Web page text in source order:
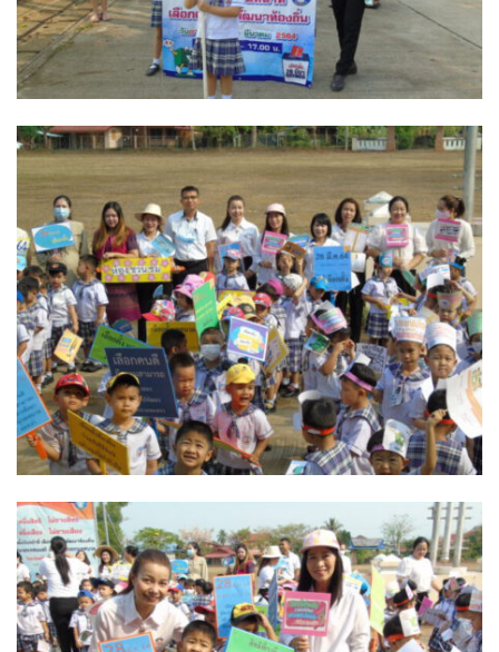
ปัวแฮปปี้รีสอร์ท
ปางชมภูโฮมสเตย์
ภิรมณเพลส
ภูรีสอร์ท
มองดูปัวคอทเทจ
ริมดอยรีสอร์ท
ริมน้ำปัวแคมป์ปิ้ง
ฤทธิ์รดาโฮม
ลองนอนนา
วรนครเพลส
วิดาโฮม
สลีพ&ฟิชชิ่ง